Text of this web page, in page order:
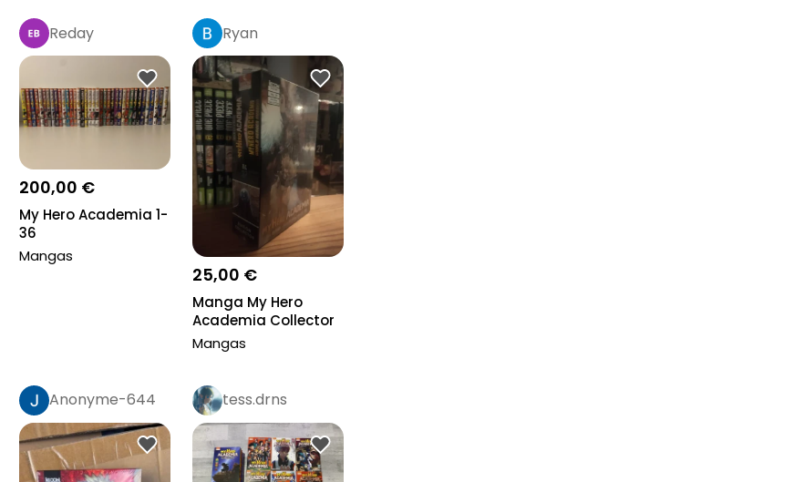
Reday
200,00 €
My Hero Academia 1-
36
Mangas
Ryan
25,00 €
Manga My Hero
Academia Collector
tome 37
Mangas
Anonyme-644 tess.drns